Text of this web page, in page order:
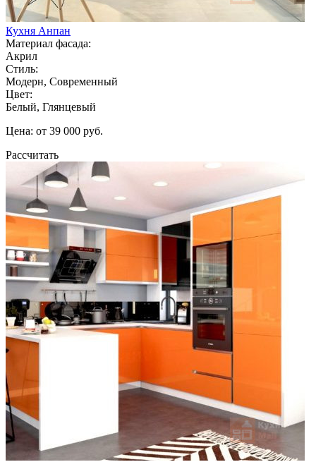
Кухня Анпан
Материал фасада:
Акрил
Стиль:
Модерн, Современный
Цвет:
Белый, Глянцевый
Цена: от 39 000 руб.
Рассчитать